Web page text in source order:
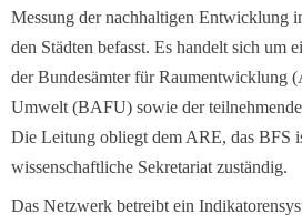
Messung der nachhaltigen Entwicklung
den Städten befasst. Es handelt sich um
der Bundesämter für Raumentwicklung
Umwelt (BAFU) sowie der
Die Leitung obliegt dem ARE, das BFS
wissenschaftliche Sekretariat zuständig.
Das Netzwerk betreibt ein